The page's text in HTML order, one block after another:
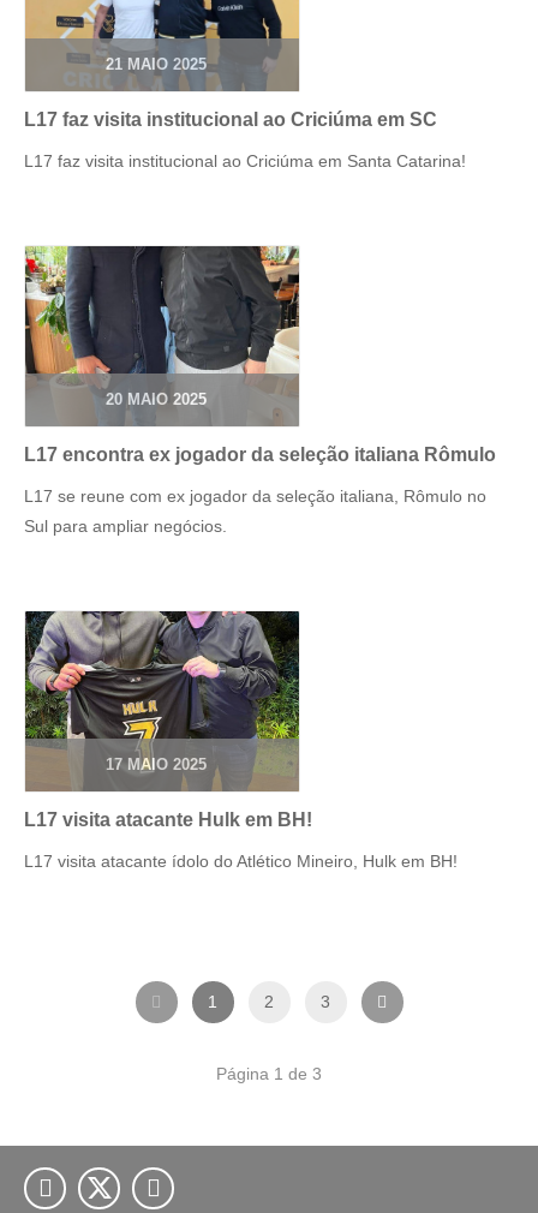
21 MAIO 2025
L17 faz visita institucional ao Criciúma em SC
L17 faz visita institucional ao Criciúma em Santa Catarina!
20 MAIO 2025
L17 encontra ex jogador da seleção italiana Rômulo
L17 se reune com ex jogador da seleção italiana, Rômulo no
Sul para ampliar negócios.
17 MAIO 2025
L17 visita atacante Hulk em BH!
L17 visita atacante ídolo do Atlético Mineiro, Hulk em BH!
 1 2 3 
Página 1 de 3
 